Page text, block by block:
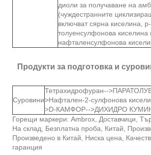
диоли за получаване на
(чуждестранните
включват сярна киселина, р-
толуенсулфонова киселина
нафталенсулфонова
Продукти за подготовка и
Суровини
Тетрахидрофуран--
>Нафтален-2-сулфонова
>D-КАМФОР-->ДИХИДРО
Горещи маркери: Ambrox, Доставчици,
На склад, Безплатна проба, Китай,
Произведено в Китай, Ниска цена,
гаранция